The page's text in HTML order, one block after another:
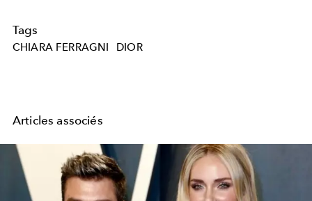
Tags
CHIARA FERRAGNI DIOR
Articles associés